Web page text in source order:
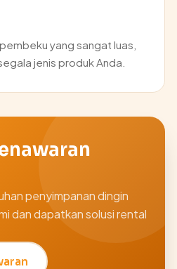
yang sangat luas,
jenis produk Anda.
penyimpanan dingin
dan dapatkan solusi rental